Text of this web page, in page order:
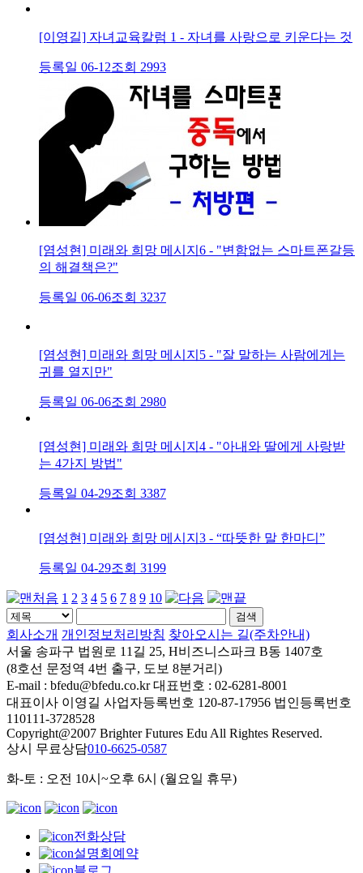
[이영길] 자녀교육칼럼 1 - 자녀를 사랑으로 키운다는 것
등록일 06-12조회 2993
[염성현] 미래와 희망 메시지6 - "변함없는 스마트폰갈등
의 해결책은?"
등록일 06-06조회 3237
[염성현] 미래와 희망 메시지5 - "잘 말하는 사람에게는
귀를 열지만"
등록일 06-06조회 2980
[염성현] 미래와 희망 메시지4 - "아내와 딸에게 사랑받
는 4가지 방법"
등록일 04-29조회 3387
[염성현] 미래와 희망 메시지3 - “따뜻한 말 한마디”
등록일 04-29조회 3199
1 2 3 4 5 6 7 8 9 10
회사소개 개인정보처리방침 찾아오시는 길(주차안내)
서울 송파구 법원로 11길 25, H비즈니스파크 B동 1407호
(8호선 문정역 4번 출구, 도보 8분거리)
E-mail : bfedu@bfedu.co.kr 대표번호 : 02-6281-8001
대표이사 이영길 사업자등록번호 120-87-17956 법인등록번호
110111-3728528
Copyright@2007 Brighter Futures Edu All Rightes Reserved.
상시 무료상담010-6625-0587
화-토 : 오전 10시~오후 6시 (월요일 휴무)
전화상담
설명회예약
블로그